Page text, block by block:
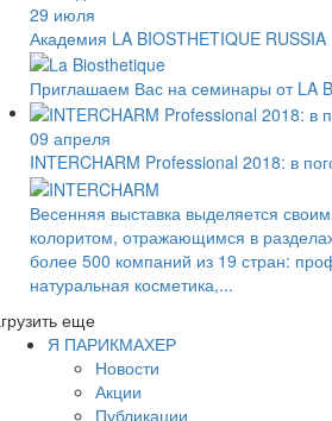
29 июля
Академия LA BIOSTHETIQUE RUSSIA
Приглашаем Вас на семинары от LA
09 апреля
INTERCHARM Professional 2018: в
Весенняя выставка выделяется
колоритом, отражающимся в
более 500 компаний из 19 стран:
натуральная косметика,...
еще
Я ПАРИКМАХЕР
Новости
Акции
Публикации